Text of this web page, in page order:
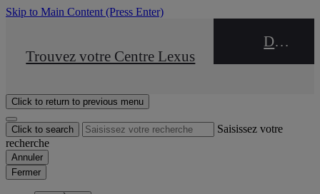
Skip to Main Content (Press Enter)
STOP DRIVE Takata
Trouvez votre Centre Lexus
DEALER NAME
Click to return to previous menu
Click to search
Saisissez votre
recherche
Annuler
Fermer